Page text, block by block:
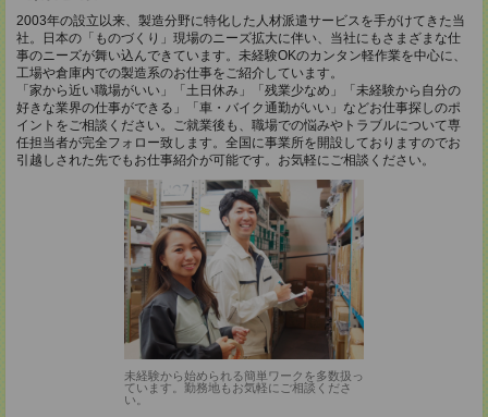
2003年の設立以来、製造分野に特化した人材派遣サービスを手がけてきた当
社。日本の「ものづくり」現場のニーズ拡大に伴い、当社にもさまざまな仕
事のニーズが舞い込んできています。未経験OKのカンタン軽作業を中心に、
工場や倉庫内での製造系のお仕事をご紹介しています。
「家から近い職場がいい」「土日休み」「残業少なめ」「未経験から自分の
好きな業界の仕事ができる」「車・バイク通勤がいい」などお仕事探しのポ
イントをご相談ください。ご就業後も、職場での悩みやトラブルについて専
任担当者が完全フォロー致します。全国に事業所を開設しておりますのでお
引越しされた先でもお仕事紹介が可能です。お気軽にご相談ください。
未経験から始められる簡単ワークを多数扱っ
ています。勤務地もお気軽にご相談くださ
い。